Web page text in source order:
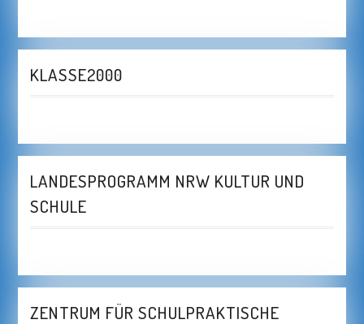
KLASSE2000
LANDESPROGRAMM NRW KULTUR UND
SCHULE
ZENTRUM FÜR SCHULPRAKTISCHE